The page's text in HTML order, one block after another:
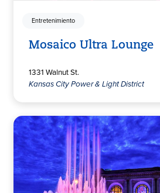
Entretenimiento
Mosaico Ultra Lounge
1331 Walnut St.
Kansas City Power & Light District